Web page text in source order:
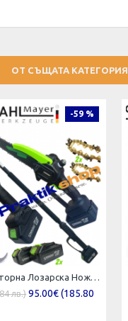
ОТ СЪЩАТА КАТЕГОРИЯ
-59 %
3в1 Акумулаторна Лозарска Ножица и Трион с Омасляване и телескопичен прът 36V 8AH STAHLMAYER BLACK
лв.) 95.00€ (185.80